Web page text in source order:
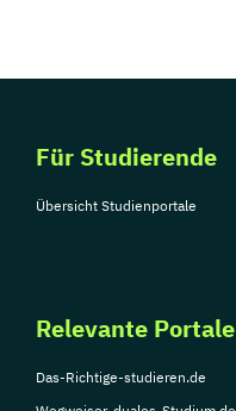
Für Studierende
Übersicht Studienportale
Relevante Portale
Das-Richtige-studieren.de